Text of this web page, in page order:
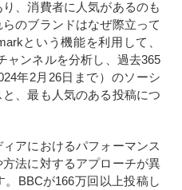
、消費者に人気があるのも
のブランドはなぜ際立って
という機能を利用して、
ャンネルを分析し、過去365
年2月26日まで）のソーシ
、最も人気のある投稿につ
アにおけるパフォーマンス
法に対するアプローチが異
BBCが166万回以上投稿し